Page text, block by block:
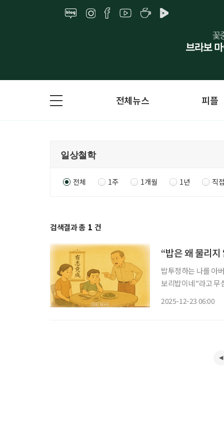
전체뉴스 피플
전체 1주 1개월 1년 직
검색결과 총 1 건
“밥은 왜 물리지
밥투정하는 나를 아
보리밥이네”라고 무
2025-12-23 06:00